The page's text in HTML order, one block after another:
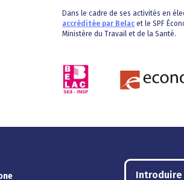
Dans le cadre de ses activités en
accréditée par Belac et le SPF
Ministère du Travail et de la Santé.
Introduire